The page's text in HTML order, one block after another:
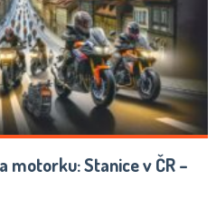
motorku: Stanice v ČR –